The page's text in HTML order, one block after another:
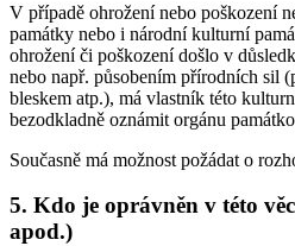
V případě ohrožení nebo poškození
památky nebo i národní kulturní
ohrožení či poškození došlo v
nebo např. působením přírodních sil
bleskem atp.), má vlastník této
bezodkladně oznámit orgánu
Současně má možnost požádat o
5. Kdo je oprávněn v této
apod.)